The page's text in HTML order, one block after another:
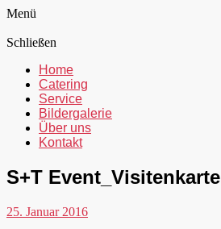
Menü
Schließen
Home
Catering
Service
Bildergalerie
Über uns
Kontakt
S+T Event_Visitenkarte
25. Januar 2016